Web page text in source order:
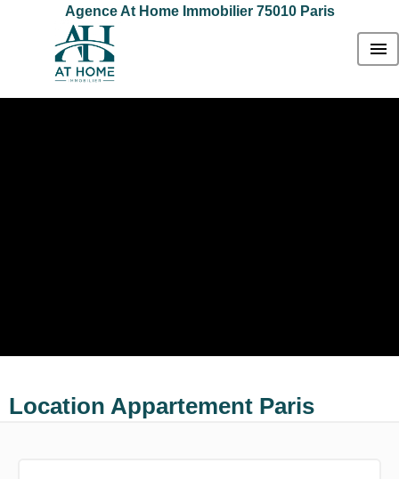
Agence At Home Immobilier 75010 Paris
Location Appartement Paris